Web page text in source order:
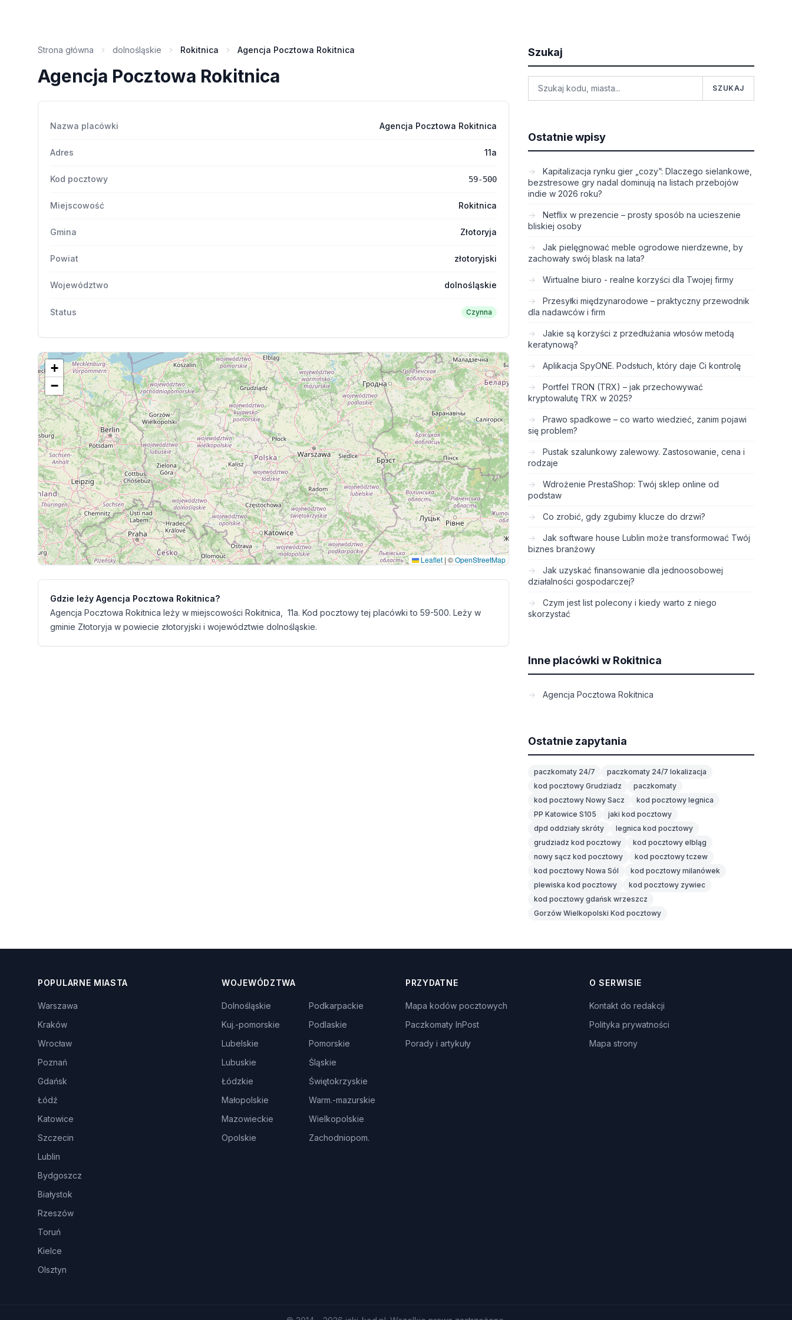
Strona główna dolnośląskie Rokitnica Agencja Pocztowa Rokitnica
Agencja Pocztowa Rokitnica
Nazwa placówki Agencja Pocztowa Rokitnica
Adres 11a
Kod pocztowy 59-500
Miejscowość Rokitnica
Gmina Złotoryja
Powiat złotoryjski
Województwo dolnośląskie
Status Czynna
+
−
Leaflet | ©OpenStreetMap
Gdzie leży Agencja Pocztowa Rokitnica?
Agencja Pocztowa Rokitnica leży w miejscowości Rokitnica, 11a. Kod pocztowy tej placówki to 59-500. Leży w
gminie Złotoryja w powiecie złotoryjski i województwie dolnośląskie.
Szukaj
SZUKAJ
Ostatnie wpisy
Kapitalizacja rynku gier „cozy”: Dlaczego sielankowe,
bezstresowe gry nadal dominują na listach przebojów
indie w 2026 roku?
Netflix w prezencie – prosty sposób na ucieszenie
bliskiej osoby
Jak pielęgnować meble ogrodowe nierdzewne, by
zachowały swój blask na lata?
Wirtualne biuro - realne korzyści dla Twojej firmy
Przesyłki międzynarodowe – praktyczny przewodnik
dla nadawców i firm
Jakie są korzyści z przedłużania włosów metodą
keratynową?
Aplikacja SpyONE. Podsłuch, który daje Ci kontrolę
Portfel TRON (TRX) – jak przechowywać
kryptowalutę TRX w 2025?
Prawo spadkowe – co warto wiedzieć, zanim pojawi
się problem?
Pustak szalunkowy zalewowy. Zastosowanie, cena i
rodzaje
Wdrożenie PrestaShop: Twój sklep online od
podstaw
Co zrobić, gdy zgubimy klucze do drzwi?
Jak software house Lublin może transformować Twój
biznes branżowy
Jak uzyskać finansowanie dla jednoosobowej
działalności gospodarczej?
Czym jest list polecony i kiedy warto z niego
skorzystać
Inne placówki w Rokitnica
Agencja Pocztowa Rokitnica
Ostatnie zapytania
paczkomaty 24/7
paczkomaty 24/7 lokalizacja
kod pocztowy Grudziadz
paczkomaty
kod pocztowy Nowy Sacz
kod pocztowy legnica
PP Katowice S105
jaki kod pocztowy
dpd oddziały skróty
legnica kod pocztowy
grudziadz kod pocztowy
kod pocztowy elbląg
nowy sącz kod pocztowy
kod pocztowy tczew
kod pocztowy Nowa Sól
kod pocztowy milanówek
plewiska kod pocztowy
kod pocztowy zywiec
kod pocztowy gdańsk wrzeszcz
Gorzów Wielkopolski Kod pocztowy
POPULARNE MIASTA
Warszawa
Kraków
Wrocław
Poznań
Gdańsk
Łódź
Katowice
Szczecin
Lublin
Bydgoszcz
Białystok
Rzeszów
Toruń
Kielce
Olsztyn
WOJEWÓDZTWA
Dolnośląskie
Kuj.-pomorskie
Lubelskie
Lubuskie
Łódzkie
Małopolskie
Mazowieckie
Opolskie
Podkarpackie
Podlaskie
Pomorskie
Śląskie
Świętokrzyskie
Warm.-mazurskie
Wielkopolskie
Zachodniopom.
PRZYDATNE
Mapa kodów pocztowych
Paczkomaty InPost
Porady i artykuły
O SERWISIE
Kontakt do redakcji
Polityka prywatności
Mapa strony